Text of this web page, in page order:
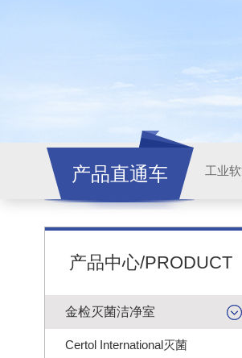
产品直通车 工业
产品中心/PRODUCT
金检灭菌洁净室
Certol International灭菌